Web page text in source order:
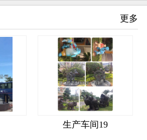
更多
生产车间19